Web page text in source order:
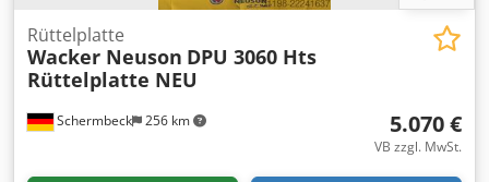
Schermbeck 256 km
Rüttelplatte
Wacker Neuson DPU 3060 Hts
Rüttelplatte NEU
5.070 €
VB zzgl. MwSt.